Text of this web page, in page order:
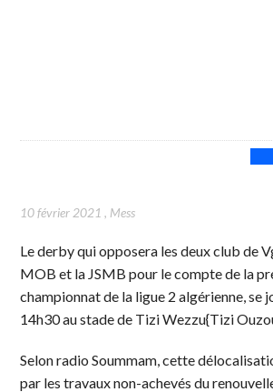
10 février 2021 , Mess
Le derby qui opposera les deux club de
MOB et la JSMB pour le compte de la
championnat de la ligue 2 algérienne, se
14h30 au stade de Tizi Wezzu{Tizi
Selon radio Soummam, cette
par les travaux non-achevés du